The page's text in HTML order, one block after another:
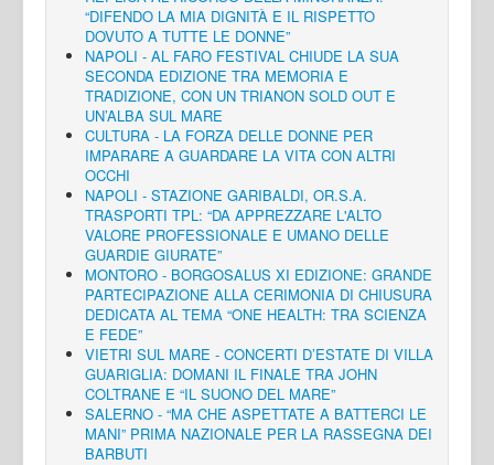
“DIFENDO LA MIA DIGNITÀ E IL RISPETTO
DOVUTO A TUTTE LE DONNE”
NAPOLI - AL FARO FESTIVAL CHIUDE LA SUA
SECONDA EDIZIONE TRA MEMORIA E
TRADIZIONE, CON UN TRIANON SOLD OUT E
UN’ALBA SUL MARE
CULTURA - LA FORZA DELLE DONNE PER
IMPARARE A GUARDARE LA VITA CON ALTRI
OCCHI
NAPOLI - STAZIONE GARIBALDI, OR.S.A.
TRASPORTI TPL: “DA APPREZZARE L'ALTO
VALORE PROFESSIONALE E UMANO DELLE
GUARDIE GIURATE”
MONTORO - BORGOSALUS XI EDIZIONE: GRANDE
PARTECIPAZIONE ALLA CERIMONIA DI CHIUSURA
DEDICATA AL TEMA “ONE HEALTH: TRA SCIENZA
E FEDE”
VIETRI SUL MARE - CONCERTI D’ESTATE DI VILLA
GUARIGLIA: DOMANI IL FINALE TRA JOHN
COLTRANE E “IL SUONO DEL MARE”
SALERNO - “MA CHE ASPETTATE A BATTERCI LE
MANI” PRIMA NAZIONALE PER LA RASSEGNA DEI
BARBUTI